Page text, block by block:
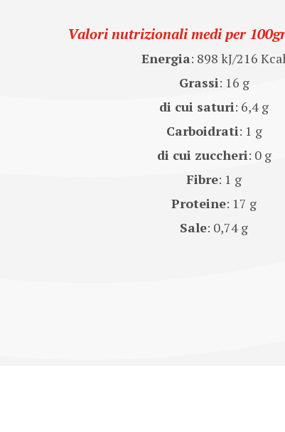
Valori nutrizionali medi per
Energia: 898 kJ/216 Kcal
Grassi: 16 g
di cui saturi: 6,4 g
Carboidrati: 1 g
di cui zuccheri: 0 g
Fibre: 1 g
Proteine: 17 g
Sale: 0,74 g